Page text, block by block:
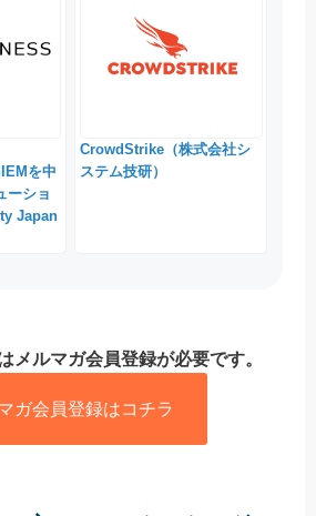
を中
ーショ
Japan
CrowdStrike（株式会社シ
ステム技研）
メルマガ会員登録が必要です。
ガ会員登録はコチラ